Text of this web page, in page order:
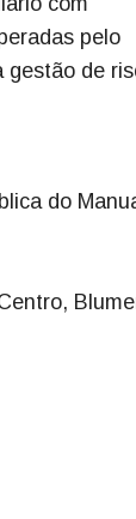
pelo
gestão de
do